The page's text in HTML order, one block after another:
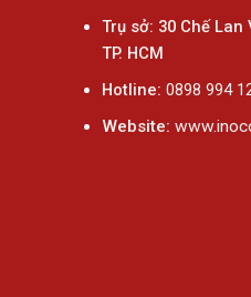
Trụ sở: 30 Chế Lan
TP. HCM
Hotline:0898 994
Website: